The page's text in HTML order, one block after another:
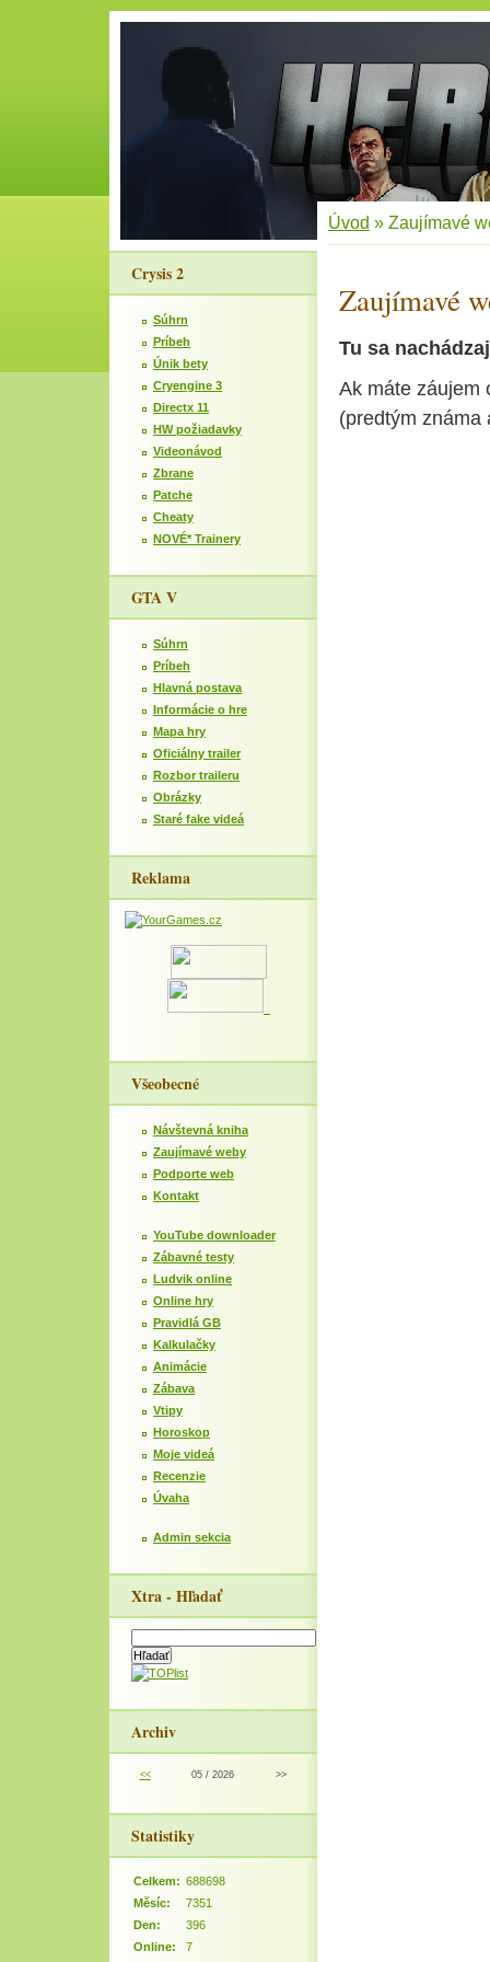
Crysis 2
Súhrn
Príbeh
Únik bety
Cryengine 3
Directx 11
HW požiadavky
Videonávod
Zbrane
Patche
Cheaty
NOVÉ* Trainery
GTA V
Súhrn
Príbeh
Hlavná postava
Informácie o hre
Mapa hry
Oficiálny trailer
Rozbor traileru
Obrázky
Staré fake videá
Reklama
Všeobecné
Návštevná kniha
Zaujímavé weby
Podporte web
Kontakt
YouTube downloader
Zábavné testy
Ludvik online
Online hry
Pravidlá GB
Kalkulačky
Animácie
Zábava
Vtipy
Horoskop
Moje videá
Recenzie
Úvaha
Admin sekcia
Xtra - Hľadať
Archiv
<< 05 / 2026 >>
Statistiky
Online: 7
Celkem: 688698
Měsíc:
7351
Den:
396
Úvod » Zaujímavé
Zaujímavé
Tu sa
Ak máte záujem
(predtým známa